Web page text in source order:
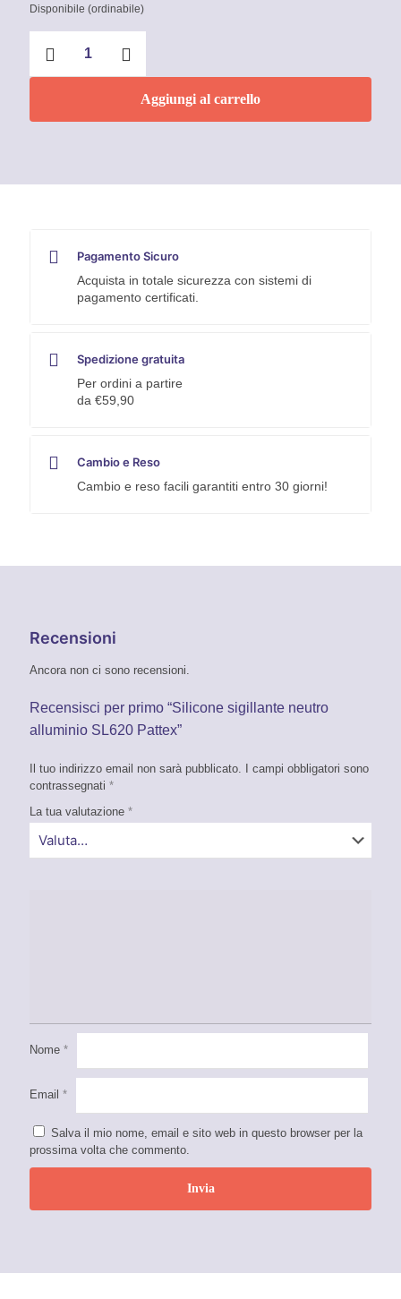
Disponibile (ordinabile)
neutro
Pattex
Aggiungi al carrello
Pagamento Sicuro
Acquista in totale sicurezza con sistemi di
pagamento certificati.
Spedizione gratuita
Per ordini a partire
da €59,90
Cambio e Reso
Cambio e reso facili garantiti entro 30 giorni!
Recensioni
Ancora non ci sono recensioni.
Recensisci per primo “Silicone sigillante neutro
alluminio SL620 Pattex”
Il tuo indirizzo email non sarà pubblicato.
I campi obbligatori sono
contrassegnati *
La tua valutazione *
Nome *
Email *
Salva il mio nome, email e sito web in questo browser per la
prossima volta che commento.